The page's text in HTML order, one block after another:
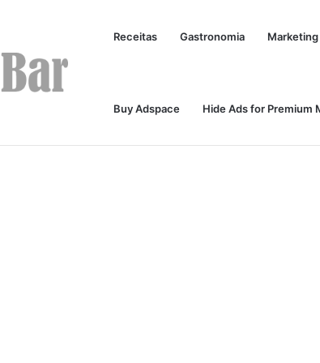
Receitas Gastronomia
Buy Adspace Hide Ads for Premium
Nunca Diga Nunca: Por Que Ter uma Arma de Fogo Pode se Tornar uma Necessidade em Diferentes Momentos da Vida